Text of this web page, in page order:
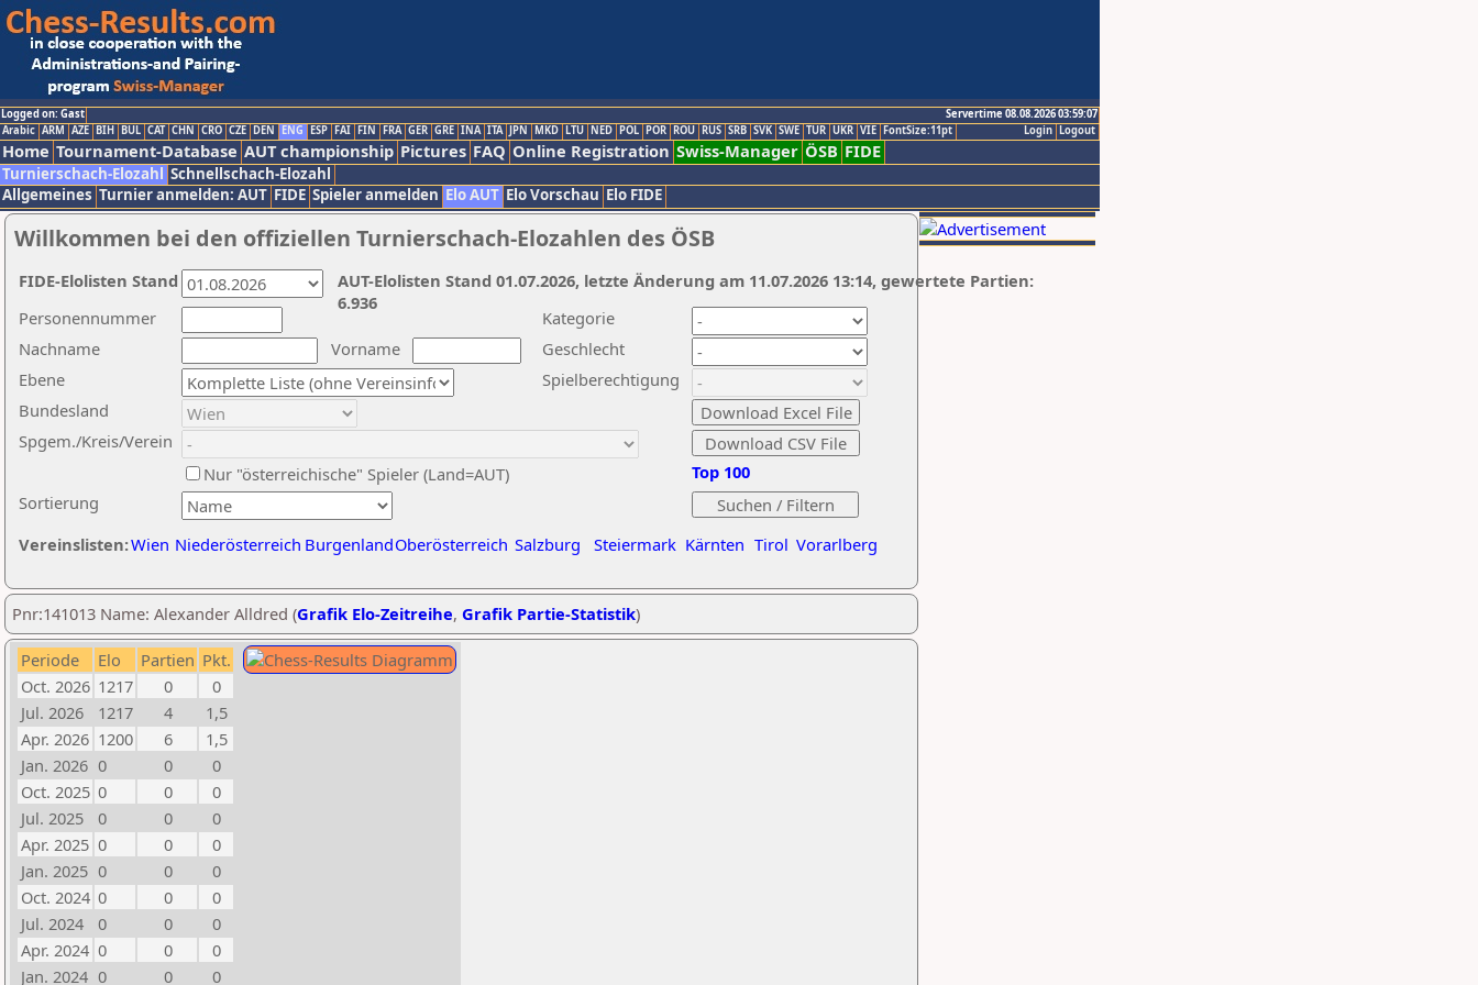
Logged on: Gast
Servertime 08.08.2026 03:59:07
Logout
Login
Arabic ARM AZE BIH BUL CAT CHN CRO CZE DEN ENG ESP FAI FIN FRA GER GRE INA ITA JPN MKD LTU NED POL POR ROU RUS SRB SVK SWE TUR UKR VIE FontSize:11pt
Home Tournament-Database AUT championship Pictures FAQ Online Registration Swiss-Manager ÖSB FIDE
Turnierschach-Elozahl Schnellschach-Elozahl
Allgemeines Turnier anmelden: AUT FIDE Spieler anmelden Elo AUT Elo Vorschau Elo FIDE
Willkommen bei den offiziellen Turnierschach-Elozahlen des ÖSB
Nachname
Vorname
Ebene
Kategorie
Sortierung
Personennummer
Bundesland
Spgem./Kreis/Verein
Geschlecht
Nur "österreichische" Spieler (Land=AUT)
Spielberechtigung
Vereinslisten:Wien Niederösterreich BurgenlandOberösterreich Salzburg Steiermark Kärnten Tirol Vorarlberg
Top 100
AUT-Elolisten Stand 01.07.2026, letzte Änderung am 11.07.2026 13:14, gewertete Partien:
6.936
FIDE-Elolisten Stand
Pnr:141013 Name: Alexander Alldred (Grafik Elo-Zeitreihe, Grafik Partie-Statistik)
Periode Elo Partien Pkt.
Oct. 2026 1217 0
0
Jul. 2026
1217 4
1,5
Apr. 2026 1200 6
1,5
Jan. 2026 0 0
0
Oct. 2025 0 0
0
Jul. 2025
0 0
0
Apr. 2025 0 0
0
Jan. 2025 0 0
0
Oct. 2024 0 0
0
Jul. 2024
0 0
0
Apr. 2024 0 0
0
Jan. 2024 0 0 0